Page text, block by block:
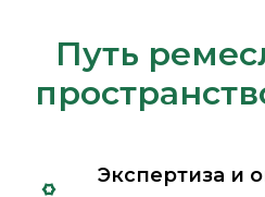
Путь
Экспертиза и